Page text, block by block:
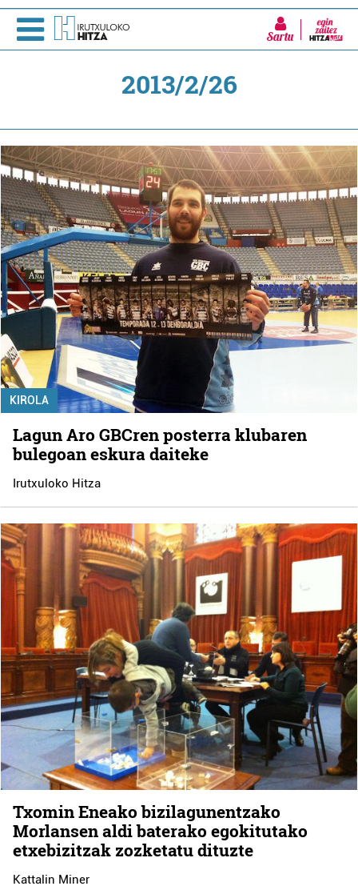
Sartu
2013/2/26
KIROLA
Lagun Aro GBCren posterra klubaren
bulegoan eskura daiteke
Irutxuloko Hitza
Txomin Eneako bizilagunentzako
Morlansen aldi baterako egokitutako
etxebizitzak zozketatu dituzte
Kattalin Miner